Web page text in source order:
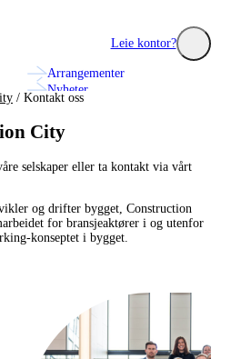
Leie kontor?
med
aktører.
Arrangementer
Nyheter
Kontakt oss
/ Kontakt oss
City
selskaper eller ta kontakt via vårt
og drifter bygget, Construction
for bransjeaktører i og utenfor
konseptet i bygget.